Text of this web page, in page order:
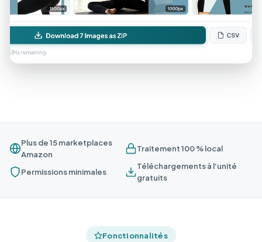
Plus de 15 marketplaces
Amazon
Traitement 100 % local
Permissions minimales
Téléchargements à l'unité
gratuits
Fonctionnalités